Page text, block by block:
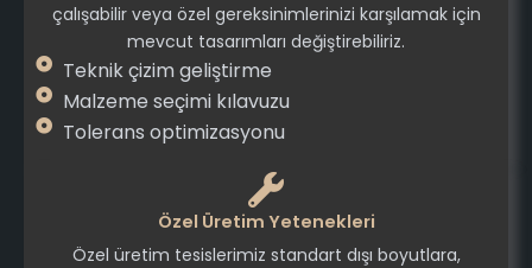
çalışabilir veya özel gereksinimlerinizi karşılamak için
mevcut tasarımları değiştirebiliriz.
Teknik çizim geliştirme
Malzeme seçimi kılavuzu
Tolerans optimizasyonu
Özel Üretim Yetenekleri
Özel üretim tesislerimiz standart dışı boyutlara,